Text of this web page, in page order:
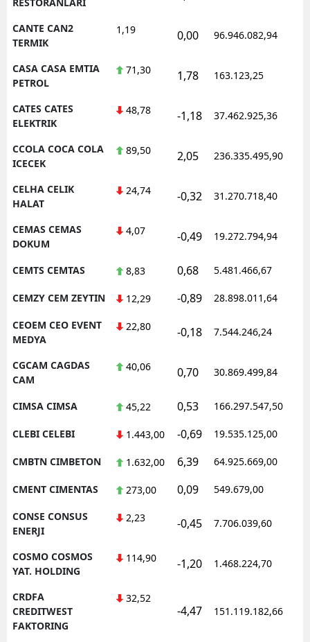
CANTE CAN2
TERMIK
1,19 0,00 96.946.082,94
CASA CASA EMTIA
PETROL
71,30 1,78 163.123,25
CATES CATES
ELEKTRIK
48,78 -1,18 37.462.925,36
CCOLA COCA COLA
ICECEK
89,50 2,05 236.335.495,90
CELHA CELIK
HALAT
24,74 -0,32 31.270.718,40
CEMAS CEMAS
DOKUM
4,07 -0,49 19.272.794,94
CEMTS CEMTAS 8,83 0,68 5.481.466,67
CEMZY CEM ZEYTIN 12,29 -0,89 28.898.011,64
CEOEM CEO EVENT
MEDYA
22,80 -0,18 7.544.246,24
CGCAM CAGDAS
CAM
40,06 0,70 30.869.499,84
CIMSA CIMSA 45,22 0,53 166.297.547,50
CLEBI CELEBI 1.443,00 -0,69 19.535.125,00
CMBTN CIMBETON 1.632,00 6,39 64.925.669,00
CMENT CIMENTAS 273,00 0,09 549.679,00
CONSE CONSUS
ENERJI
2,23 -0,45 7.706.039,60
COSMO COSMOS
YAT. HOLDING
114,90 -1,20 1.468.224,70
CRDFA
CREDITWEST
FAKTORING
32,52
-4,47 151.119.182,66